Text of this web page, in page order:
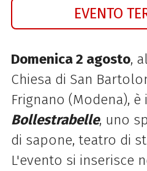
EVENTO
Domenica 2 agosto,
Chiesa di San
Frignano (Modena),
Bollestrabelle, uno
di sapone, teatro di
L'evento si inserisce